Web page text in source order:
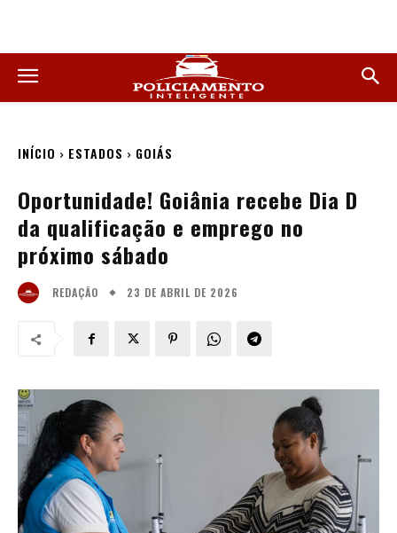
INÍCIO ESTADOS GOIÁS
Oportunidade! Goiânia recebe Dia D
da qualificação e emprego no
próximo sábado
REDAÇÃO 23 DE ABRIL DE 2026